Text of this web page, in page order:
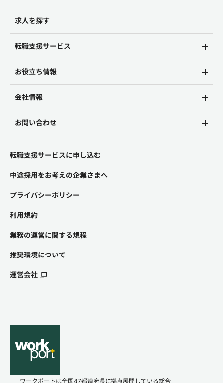
求人を探す
転職支援サービス
お役立ち情報
会社情報
お問い合わせ
転職支援サービスに申し込む
中途採用をお考えの企業さまへ
プライバシーポリシー
利用規約
業務の運営に関する規程
推奨環境について
運営会社
ワークポートは全国47都道府県に拠点展開している総合